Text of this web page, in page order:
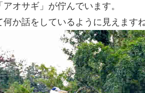
オサギ」が佇んでいます。
何か話をしているように見えます